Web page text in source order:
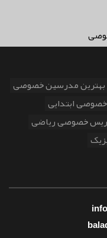
بهترین مدرسین خصوصی
ابتدایی
خصوصی ریاضی